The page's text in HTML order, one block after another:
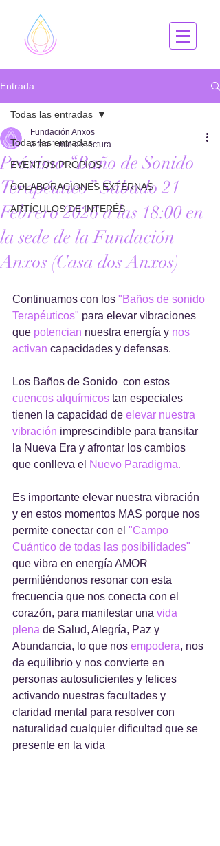
Entrada
Todas las entradas
EVENTOS PROPIOS
COLABORACIONES EXTERNAS
ARTÍCULOS DE INTERÉS
Todas las entradas
Próximo “Baño de Sonido
Terapéutico” Sábado 21
Febrero 2026 a las 18:00 en
la sede de la Fundación
Anxos (Casa dos Anxos)
Fundación Anxos
3 feb 1 min de lectura
Continuamos con los "Baños de sonido
Terapéuticos" para elevar vibraciones
que potencian nuestra energía y nos
activan capacidades y defensas.
Los Baños de Sonido  con estos
cuencos alquímicos tan especiales
tienen la capacidad de elevar nuestra
vibración imprescindible para transitar
la Nueva Era y afrontar los cambios
que conlleva el Nuevo Paradigma.
Es importante elevar nuestra vibración
y en estos momentos MAS porque nos
permite conectar con el "Campo
Cuántico de todas las posibilidades"
que vibra en energía AMOR
permitiéndonos resonar con esta
frecuencia que nos conecta con el
corazón, para manifestar una vida
plena de Salud, Alegría, Paz y
Abundancia, lo que nos empodera, nos
da equilibrio y nos convierte en
personas autosuficientes y felices
activando nuestras facultades y
claridad mental para resolver con
naturalidad cualquier dificultad que se
presente en la vida